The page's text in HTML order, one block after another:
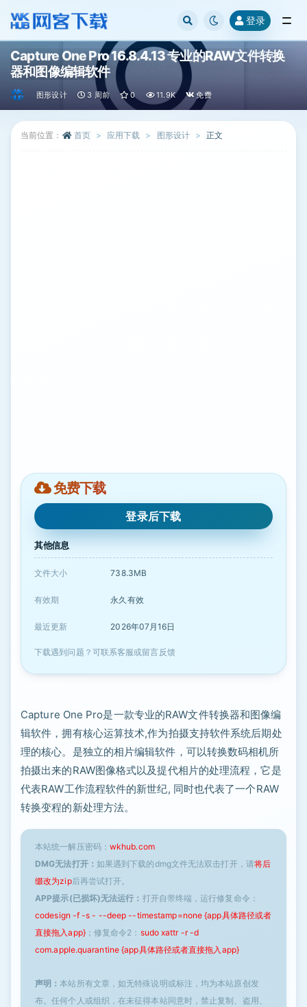
登录
Capture One Pro 16.8.4.13 专业的RAW文件转换
器和图像编辑软件
图形设计 3 周前 0 11.9K 免费
当前位置： 首页 应用下载 图形设计 正文
免费下载
登录后下载
其他信息
文件大小 738.3MB
有效期 永久有效
最近更新 2026年07月16日
下载遇到问题？可联系客服或留言反馈
Capture One Pro是一款专业的RAW文件转换器和图像编
辑软件，拥有核心运算技术,作为拍摄支持软件系统后期处
理的核心。是独立的相片编辑软件，可以转换数码相机所
拍摄出来的RAW图像格式以及提代相片的处理流程，它是
代表RAW工作流程软件的新世纪, 同时也代表了一个RAW
转换变程的新处理方法。
本站统一解压密码： wkhub.com
DMG无法打开： 如果遇到下载的dmg文件无法双击打开，请将后
缀改为zip后再尝试打开。
APP提示(已损坏)无法运行： 打开自带终端，运行修复命令：
codesign -f -s - --deep --timestamp=none {app具体路径或者
直接拖入app}；修复命令2： sudo xattr -r -d
com.apple.quarantine {app具体路径或者直接拖入app}
声明：本站所有文章，如无特殊说明或标注，均为本站原创发
布。任何个人或组织，在未征得本站同意时，禁止复制、盗用、
全部